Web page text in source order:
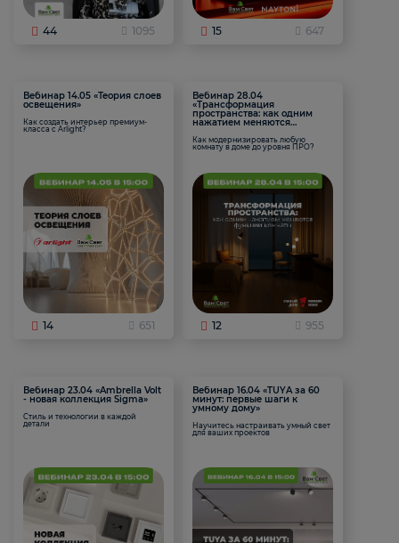
44 1095 15 647
Вебинар 14.05 «Теория слоев
освещения»
Как создать интерьер премиум-
класса с Arlight?
14 651
Вебинар 28.04
«Трансформация
пространства: как одним
нажатием меняются
Как модернизировать любую
комнату в доме до уровня ПРО?
12 955
Вебинар 23.04 «Ambrella Volt
- новая коллекция Sigma»
Стиль и технологии в каждой
детали
Вебинар 16.04 «TUYA за 60
минут: первые шаги к
умному дому»
Научитесь настраивать умный свет
для ваших проектов